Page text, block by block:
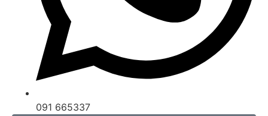
091 665337